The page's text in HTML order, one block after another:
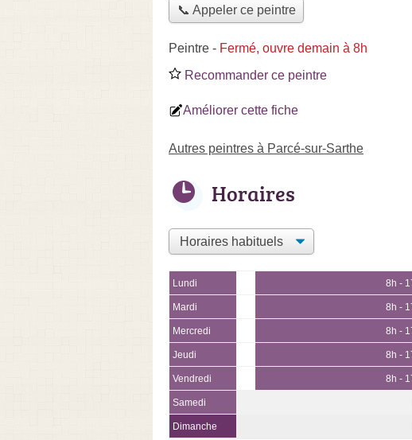
📞 Appeler ce peintre
Peintre - Fermé, ouvre demain à 8h
Recommander ce peintre
Améliorer cette fiche
Autres peintres à Parcé-sur-Sarthe
Horaires
Lundi 8h -
Mardi 8h -
Mercredi 8h -
Jeudi 8h -
Vendredi 8h -
Samedi
Dimanche